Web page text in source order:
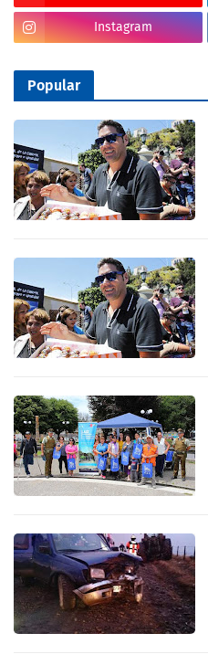
Instagram
Popular